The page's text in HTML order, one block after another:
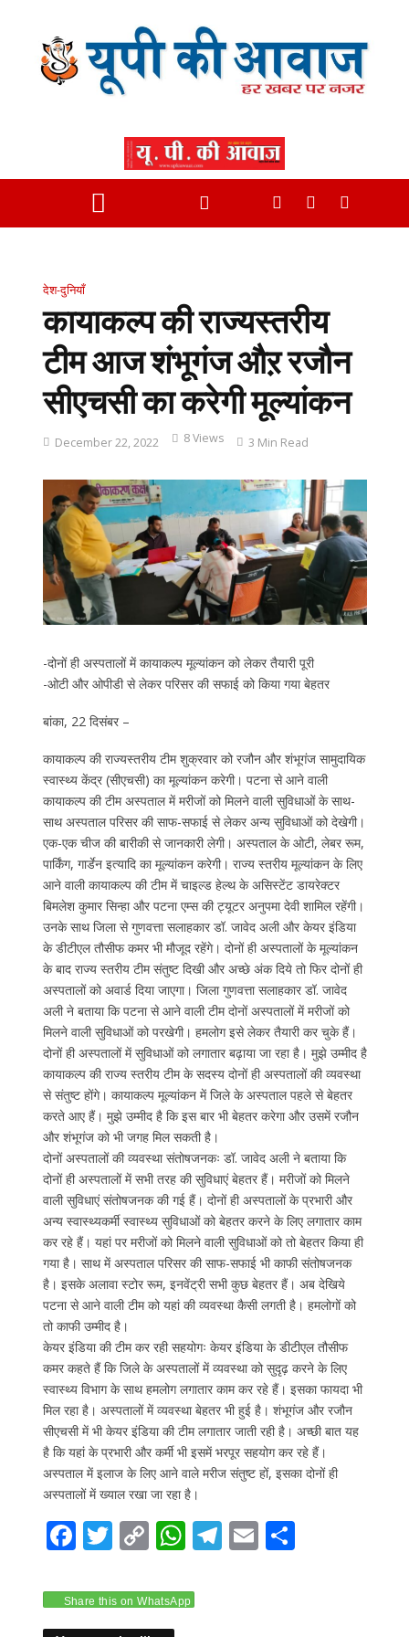
देश-दुनियाँ
कायाकल्प की राज्यस्तरीय
टीम आज शंभूगंज औऱ रजौन
सीएचसी का करेगी मूल्यांकन
December 22, 2022 8 Views 3 Min Read
-दोनों ही अस्पतालों में कायाकल्प मूल्यांकन को लेकर तैयारी पूरी
-ओटी और ओपीडी से लेकर परिसर की सफाई को किया गया बेहतर
बांका, 22 दिसंबर –
कायाकल्प की राज्यस्तरीय टीम शुक्रवार को रजौन और शंभूगंज सामुदायिक
स्वास्थ्य केंद्र (सीएचसी) का मूल्यांकन करेगी। पटना से आने वाली
कायाकल्प की टीम अस्पताल में मरीजों को मिलने वाली सुविधाओं के साथ-
साथ अस्पताल परिसर की साफ-सफाई से लेकर अन्य सुविधाओं को देखेगी।
एक-एक चीज की बारीकी से जानकारी लेगी। अस्पताल के ओटी, लेबर रूम,
पार्किंग, गार्डेन इत्यादि का मूल्यांकन करेगी। राज्य स्तरीय मूल्यांकन के लिए
आने वाली कायाकल्प की टीम में चाइल्ड हेल्थ के असिस्टेंट डायरेक्टर
बिमलेश कुमार सिन्हा और पटना एम्स की ट्यूटर अनुपमा देवी शामिल रहेंगी।
उनके साथ जिला से गुणवत्ता सलाहकार डॉ. जावेद अली और केयर इंडिया
के डीटीएल तौसीफ कमर भी मौजूद रहेंगे। दोनों ही अस्पतालों के मूल्यांकन
के बाद राज्य स्तरीय टीम संतुष्ट दिखी और अच्छे अंक दिये तो फिर दोनों ही
अस्पतालों को अवार्ड दिया जाएगा। जिला गुणवत्ता सलाहकार डॉ. जावेद
अली ने बताया कि पटना से आने वाली टीम दोनों अस्पतालों में मरीजों को
मिलने वाली सुविधाओं को परखेगी। हमलोग इसे लेकर तैयारी कर चुके हैं।
दोनों ही अस्पतालों में सुविधाओं को लगातार बढ़ाया जा रहा है। मुझे उम्मीद है
कायाकल्प की राज्य स्तरीय टीम के सदस्य दोनों ही अस्पतालों की व्यवस्था
से संतुष्ट होंगे। कायाकल्प मूल्यांकन में जिले के अस्पताल पहले से बेहतर
करते आए हैं। मुझे उम्मीद है कि इस बार भी बेहतर करेगा और उसमें रजौन
और शंभूगंज को भी जगह मिल सकती है।
दोनों अस्पतालों की व्यवस्था संतोषजनकः डॉ. जावेद अली ने बताया कि
दोनों ही अस्पतालों में सभी तरह की सुविधाएं बेहतर हैं। मरीजों को मिलने
वाली सुविधाएं संतोषजनक की गई हैं। दोनों ही अस्पतालों के प्रभारी और
अन्य स्वास्थ्यकर्मी स्वास्थ्य सुविधाओं को बेहतर करने के लिए लगातार काम
कर रहे हैं। यहां पर मरीजों को मिलने वाली सुविधाओं को तो बेहतर किया ही
गया है। साथ में अस्पताल परिसर की साफ-सफाई भी काफी संतोषजनक
है। इसके अलावा स्टोर रूम, इनवेंट्री सभी कुछ बेहतर हैं। अब देखिये
पटना से आने वाली टीम को यहां की व्यवस्था कैसी लगती है। हमलोगों को
तो काफी उम्मीद है।
केयर इंडिया की टीम कर रही सहयोगः केयर इंडिया के डीटीएल तौसीफ
कमर कहते हैं कि जिले के अस्पतालों में व्यवस्था को सुदृढ़ करने के लिए
स्वास्थ्य विभाग के साथ हमलोग लगातार काम कर रहे हैं। इसका फायदा भी
मिल रहा है। अस्पतालों में व्यवस्था बेहतर भी हुई है। शंभूगंज और रजौन
सीएचसी में भी केयर इंडिया की टीम लगातार जाती रही है। अच्छी बात यह
है कि यहां के प्रभारी और कर्मी भी इसमें भरपूर सहयोग कर रहे हैं।
अस्पताल में इलाज के लिए आने वाले मरीज संतुष्ट हों, इसका दोनों ही
अस्पतालों में ख्याल रखा जा रहा है।
F
e
b
T
itt
er
C
p
y
W
at
T E S
Share this on WhatsApp